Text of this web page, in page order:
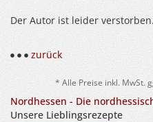
Der Autor ist leider verstorben.
zurück
* Alle Preise inkl. MwSt.
Nordhessen - Die
Unsere Lieblingsrezepte